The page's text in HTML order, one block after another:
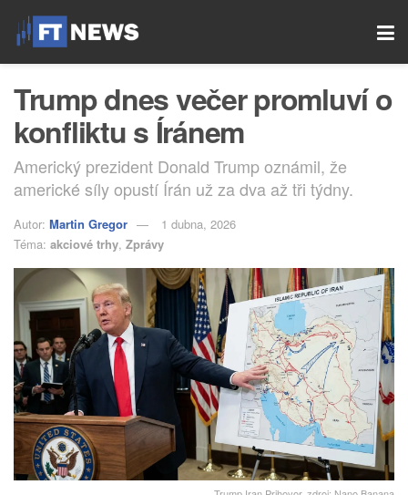
Trump dnes večer promluví o
konfliktu s Íránem
Americký prezident Donald Trump oznámil, že
americké síly opustí Írán už za dva až tři týdny.
Autor: Martin Gregor
1 dubna, 2026
Téma: akciové trhy, Zprávy